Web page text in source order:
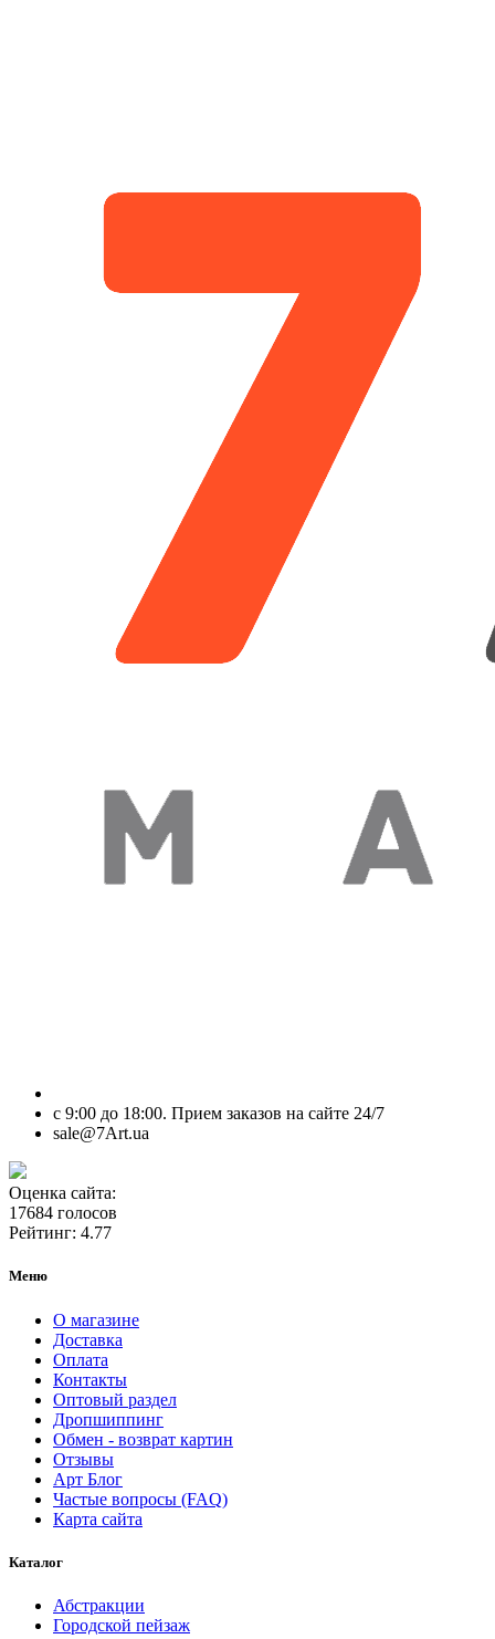
с 9:00 до 18:00. Прием заказов на сайте 24/7
sale@7Art.ua
Оценка сайта:
17684 голосов
Рейтинг: 4.77
Меню
О магазине
Доставка
Оплата
Контакты
Оптовый раздел
Дропшиппинг
Обмен - возврат картин
Отзывы
Арт Блог
Частые вопросы (FAQ)
Карта сайта
Каталог
Абстракции
Городской пейзаж